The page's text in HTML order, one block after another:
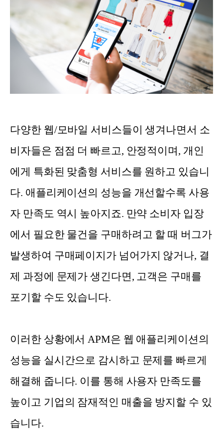
다양한 웹/모바일 서비스들이 생겨나면서 소
비자들은 점점 더 빠르고, 안정적이며, 개인
에게 특화된 맞춤형 서비스를 원하고 있습니
다. 애플리케이션의 성능을 개선할수록 사용
자 만족도 역시 높아지죠. 만약 소비자 입장
에서 필요한 물건을 구매하려고 할 때 버그가
발생하여 구매페이지가 넘어가지 않거나, 결
제 과정에 문제가 생긴다면, 고객은 구매를
포기할 수도 있습니다.
이러한 상황에서 APM은 웹 애플리케이션의
성능을 실시간으로 감시하고 문제를 빠르게
해결해 줍니다. 이를 통해 사용자 만족도를
높이고 기업의 잠재적인 매출을 방지할 수 있
습니다.